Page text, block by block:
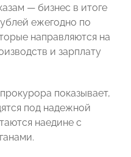
— бизнес в итоге
ежегодно по
направляются на
и зарплату
показывает,
под надежной
наедине с